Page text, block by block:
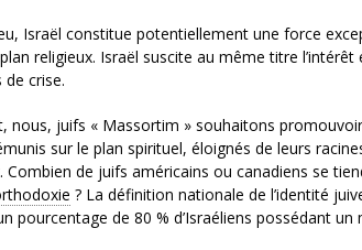
Israël constitue potentiellement une force
religieux. Israël suscite au même titre
de crise.
nous, juifs « Massortim » souhaitons
sur le plan spirituel, éloignés de leurs
Combien de juifs américains ou canadiens se
? La définition nationale de l’identité
pourcentage de 80 % d’Israéliens possédant